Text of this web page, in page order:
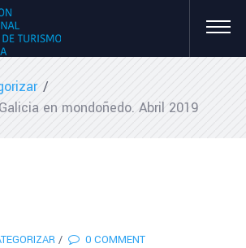
/
en mondoñedo. Abril 2019
/ 0 COMMENT